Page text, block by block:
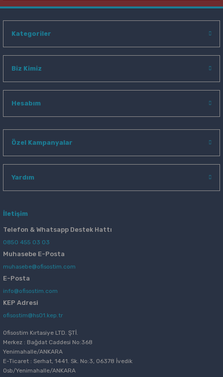
Kategoriler
Biz Kimiz
Hesabım
Özel Kampanyalar
Yardım
İletişim
Telefon & Whatsapp Destek Hattı
0850 455 03 03
Muhasebe E-Posta
muhasebe@ofisostim.com
E-Posta
info@ofisostim.com
KEP Adresi
ofisostim@hs01.kep.tr
Ofisostim Kırtasiye LTD. ŞTİ.
Merkez : Bağdat Caddesi No:368
Yenimahalle/ANKARA
E-Ticaret : Serhat, 1441. Sk. No:3, 06378 İvedik
Osb/Yenimahalle/ANKARA